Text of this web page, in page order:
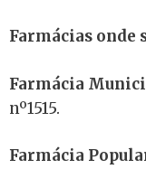
Farmácias onde
Farmácia
nº1515.
Farmácia